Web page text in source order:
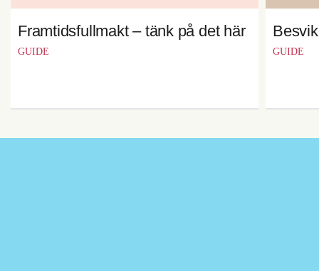
Framtidsfullmakt – tänk på det här
GUIDE GUIDE